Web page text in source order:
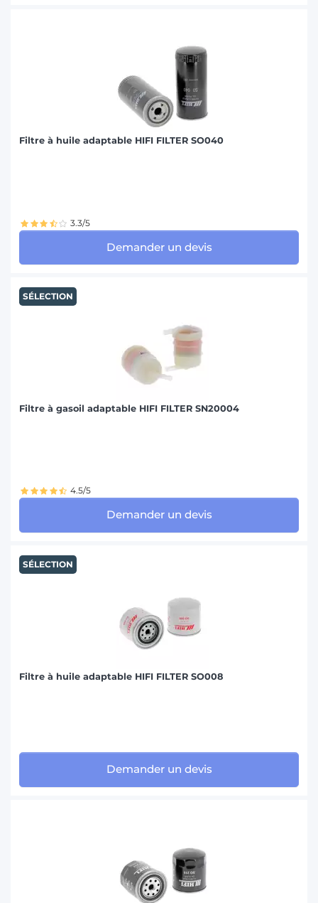
Filtre à huile adaptable HIFI FILTER SO040
3.3/5
Demander un devis
SÉLECTION
Filtre à gasoil adaptable HIFI FILTER SN20004
4.5/5
Demander un devis
SÉLECTION
Filtre à huile adaptable HIFI FILTER SO008
Demander un devis